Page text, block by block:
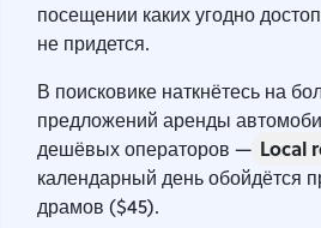
посещении каких угодно
не придется.
В поисковике наткнётесь на
предложений аренды
дешёвых операторов — Local
календарный день обойдётся
драмов ($45).